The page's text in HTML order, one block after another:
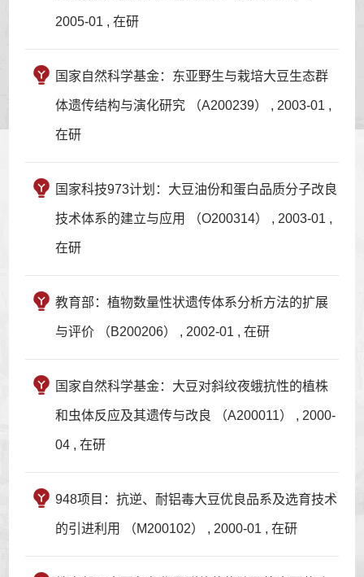
2005-01 , 在研
国家自然科学基金：东亚野生与栽培大豆生态群
体遗传结构与演化研究 （A200239） , 2003-01 ,
在研
国家科技973计划：大豆油份和蛋白品质分子改良
技术体系的建立与应用 （O200314） , 2003-01 ,
在研
教育部：植物数量性状遗传体系分析方法的扩展
与评价 （B200206） , 2002-01 , 在研
国家自然科学基金：大豆对斜纹夜蛾抗性的植株
和虫体反应及其遗传与改良 （A200011） , 2000-
04 , 在研
948项目：抗逆、耐铝毒大豆优良品系及选育技术
的引进利用 （M200102） , 2000-01 , 在研